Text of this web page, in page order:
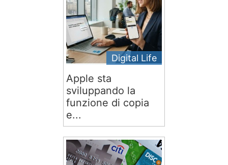
Digital Life
Apple sta
sviluppando la
funzione di copia
e...